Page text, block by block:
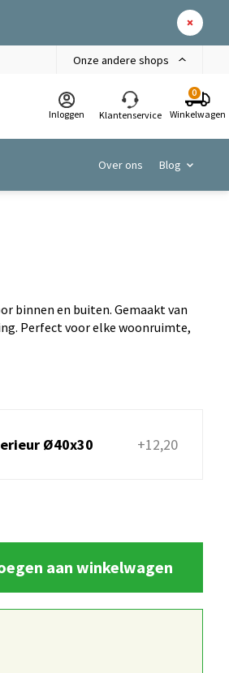
Onze andere shops
Inloggen Klantenservice
0
Winkelwagen
Over ons Blog
binnen en buiten. Gemaakt van
Perfect voor elke woonruimte,
Ø40x30 +12,20
aan winkelwagen